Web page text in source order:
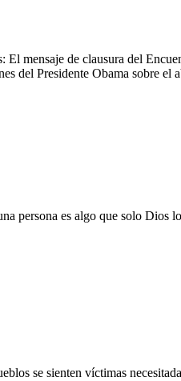
mensaje de clausura del
del Presidente Obama sobre el
persona es algo que solo Dios
se sienten víctimas